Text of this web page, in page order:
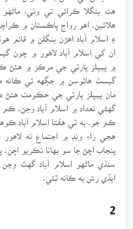
هت بنگلا ڪرائي تي وٺي،
هلائين. اهو رواج پاڪستان ۾
۽ اسلام آباد اهڙن بنگلن ۾ قائم
ان کي اسلام آباد لاهور ۾ چون
۾ پيپلز پارٽي جي مرڪز ۾ هئڻ
گيسٽ هائوسن ۾ جڳهه ئي ڪانه
مان پيپلز پارٽي جي حڪومت هئڻ
گهڻي تعداد ۾ اسلام آباد وڃن. ڪم
ڪم جو. ٻه ٽي هفتا اسلام آباد
هجي راءِ ونڊ ۾ اجتماع ته
پنجاب اچڻ جا سو بهانا نڪريو
سنڌي ماڻهو اسلام آباد گهٽ
ايڏي رش به ڪانه ٿئي.
2